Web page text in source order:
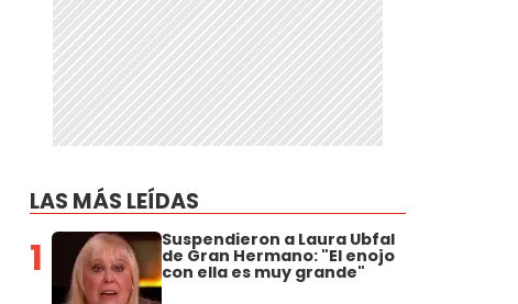
LAS MÁS LEÍDAS
1 Suspendieron a Laura Ubfal
de Gran Hermano: "El enojo
con ella es muy grande"